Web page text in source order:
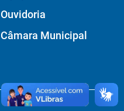
Ouvidoria
Câmara Municipal